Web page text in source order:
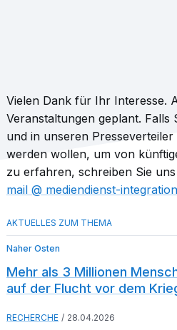
Vielen Dank für Ihr Interesse.
Veranstaltungen geplant. Falls
und in unseren
werden wollen, um von
zu erfahren, schreiben Sie
mail​
mediendienst-
Naher Osten
Mehr als 3 Millionen
auf der Flucht vor dem
RECHERCHE 28.04.2026